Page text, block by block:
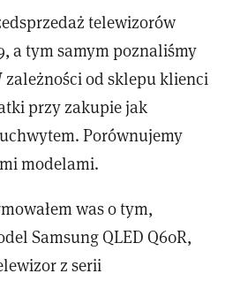
telewizorów
a tym samym poznaliśmy
zależności od sklepu klienci
przy zakupie jak
Porównujemy
modelami.
was o tym,
Samsung QLED Q60R,
z serii